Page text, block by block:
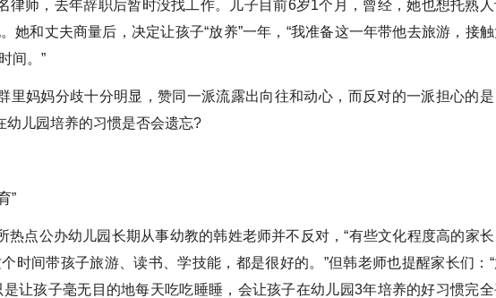
律师，去年辞职后暂时没找工作。儿子目前6岁1个月，曾经，她也想托熟人
她和丈夫商量后，决定让孩子“放养”一年，“我准备这一年带他去旅游，接触
间。”
里妈妈分歧十分明显，赞同一派流露出向往和动心，而反对的一派担心的是
幼儿园培养的习惯是否会遗忘?
”
热点公办幼儿园长期从事幼教的韩姓老师并不反对，“有些文化程度高的家长
时间带孩子旅游、读书、学技能，都是很好的。”但韩老师也提醒家长们：
是让孩子毫无目的地每天吃吃睡睡，会让孩子在幼儿园3年培养的好习惯完